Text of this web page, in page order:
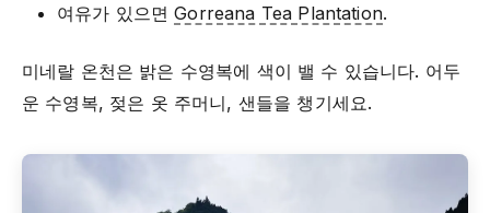
여유가 있으면Gorreana Tea Plantation.
미네랄 온천은 밝은 수영복에 색이 밸 수 있습니다. 어두
운 수영복, 젖은 옷 주머니, 샌들을 챙기세요.